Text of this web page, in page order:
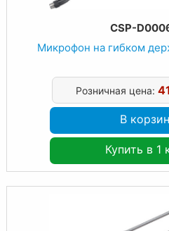
CSP-
Микрофон на гибком
Розничная цена:
В
Купить в 1